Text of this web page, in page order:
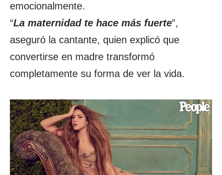
emocionalmente.
“La maternidad te hace más fuerte”,
aseguró la cantante, quien explicó que
convertirse en madre transformó
completamente su forma de ver la vida.